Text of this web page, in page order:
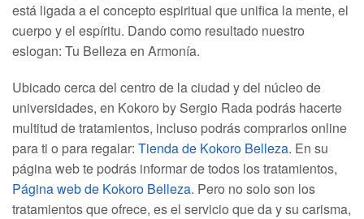
está ligada a el concepto espiritual que unifica la mente, el
cuerpo y el espíritu. Dando como resultado nuestro
eslogan: Tu Belleza en Armonía.
Ubicado cerca del centro de la ciudad y del núcleo de
universidades, en Kokoro by Sergio Rada podrás hacerte
multitud de tratamientos, incluso podrás comprarlos online
para ti o para regalar: Tienda de Kokoro Belleza. En su
página web te podrás informar de todos los tratamientos,
Página web de Kokoro Belleza. Pero no solo son los
tratamientos que ofrece, es el servicio que da y su carisma,